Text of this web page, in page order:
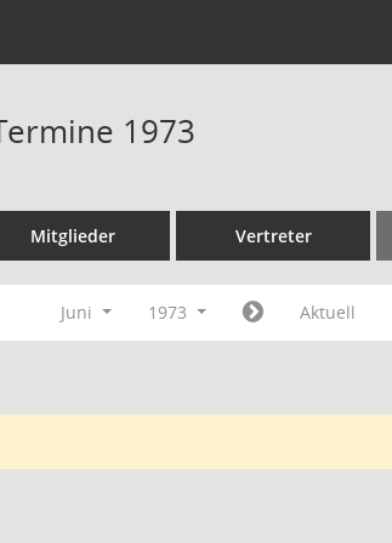
1973
Mitglieder Vertreter
Juni 1973 Aktuell